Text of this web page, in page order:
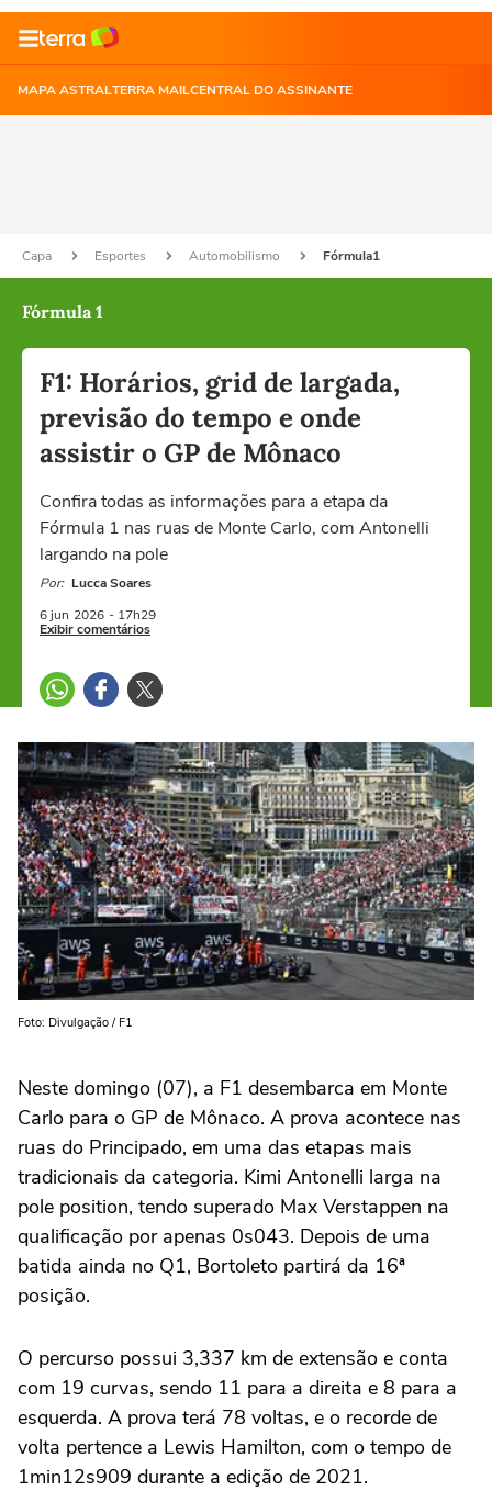
MAPA ASTRALTERRA MAILCENTRAL DO ASSINANTE
Capa Esportes Automobilismo Fórmula1
Fórmula 1
F1: Horários, grid de largada,
previsão do tempo e onde
assistir o GP de Mônaco
Confira todas as informações para a etapa da
Fórmula 1 nas ruas de Monte Carlo, com Antonelli
largando na pole
Por: Lucca Soares
6 jun 2026 - 17h29
Exibir comentários
Foto: Divulgação / F1
Neste domingo (07), a F1 desembarca em Monte
Carlo para o GP de Mônaco. A prova acontece nas
ruas do Principado, em uma das etapas mais
tradicionais da categoria. Kimi Antonelli larga na
pole position, tendo superado Max Verstappen na
qualificação por apenas 0s043. Depois de uma
batida ainda no Q1, Bortoleto partirá da 16ª
posição.
O percurso possui 3,337 km de extensão e conta
com 19 curvas, sendo 11 para a direita e 8 para a
esquerda. A prova terá 78 voltas, e o recorde de
volta pertence a Lewis Hamilton, com o tempo de
1min12s909 durante a edição de 2021.